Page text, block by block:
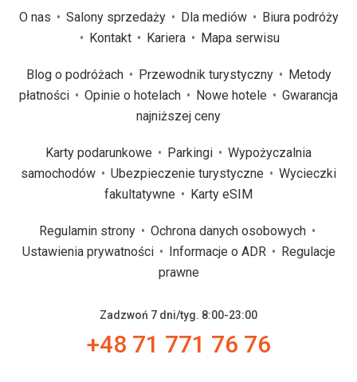
O nas Salony sprzedaży Dla mediów
Biura podróży
Kontakt
Kariera Mapa serwisu
Blog o podróżach Przewodnik turystyczny
Metody
płatności
Opinie o hotelach Nowe hotele
Gwarancja
najniższej ceny
Karty podarunkowe Parkingi
Wypożyczalnia
samochodów
Ubezpieczenie turystyczne
Wycieczki
fakultatywne
Karty eSIM
Regulamin strony
Ochrona danych osobowych
Ustawienia prywatności
Informacje o ADR
Regulacje
prawne
Zadzwoń 7 dni/tyg. 8:00-23:00
+48 71 771 76 76